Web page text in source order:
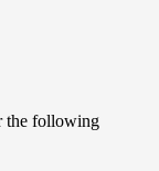
the following